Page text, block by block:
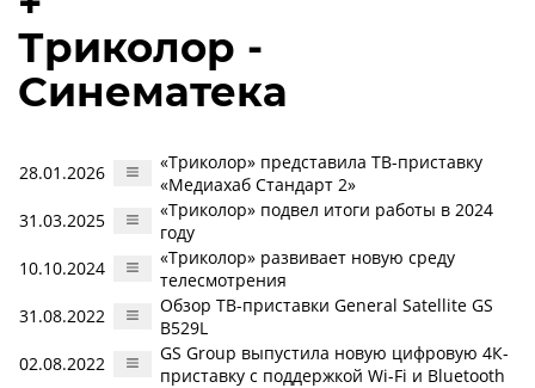
Триколор -
Синематека
28.01.2026
«Триколор» представила ТВ-приставку
«Медиахаб Стандарт 2»
31.03.2025
«Триколор» подвел итоги работы в 2024
году
10.10.2024
«Триколор» развивает новую среду
телесмотрения
31.08.2022
Обзор ТВ-приставки General Satellite GS
B529L
02.08.2022
GS Group выпустила новую цифровую 4К-
приставку с поддержкой Wi-Fi и Bluetooth